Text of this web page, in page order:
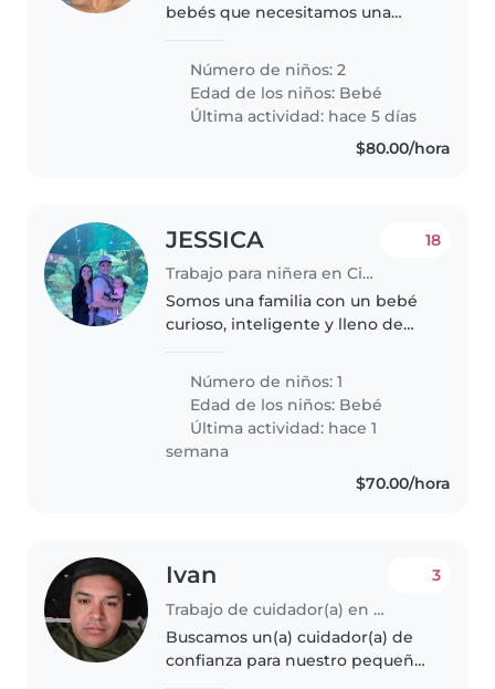
bebés que necesitamos una
cariñosas. Buscamos a alguien
que se sienta cómoda
cuidándolos en nuestra..
Número de niños: 2
Edad de los niños: Bebé
Última actividad: hace 5 días
$80.00/hora
JESSICA
Trabajo para niñera en Ciudad de México
18
Somos una familia con un bebé
curioso, inteligente y lleno de
niñera, nanny o cuidador(a) de
confianza que pueda atender a
nuestro pequeño en nuestra..
Número de niños: 1
Edad de los niños: Bebé
Última actividad: hace 1
semana
$70.00/hora
Ivan
Trabajo de cuidador(a) en Ciudad de México
3
Buscamos un(a) cuidador(a) de
confianza para nuestro pequeño